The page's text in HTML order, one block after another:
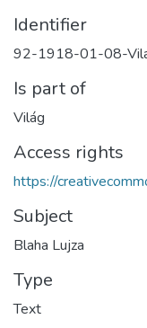
Identifier
92-1918-01-08-
Is part of
Világ
Access rights
https://
Subject
Blaha Lujza
Type
Text